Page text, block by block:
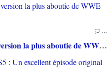
…
[TEST] WWE 2K26 PS5 : La version la plus aboutie de WWE 2K depuis la pause